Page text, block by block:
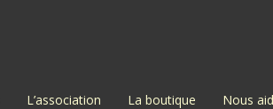
L’association La boutique Nous